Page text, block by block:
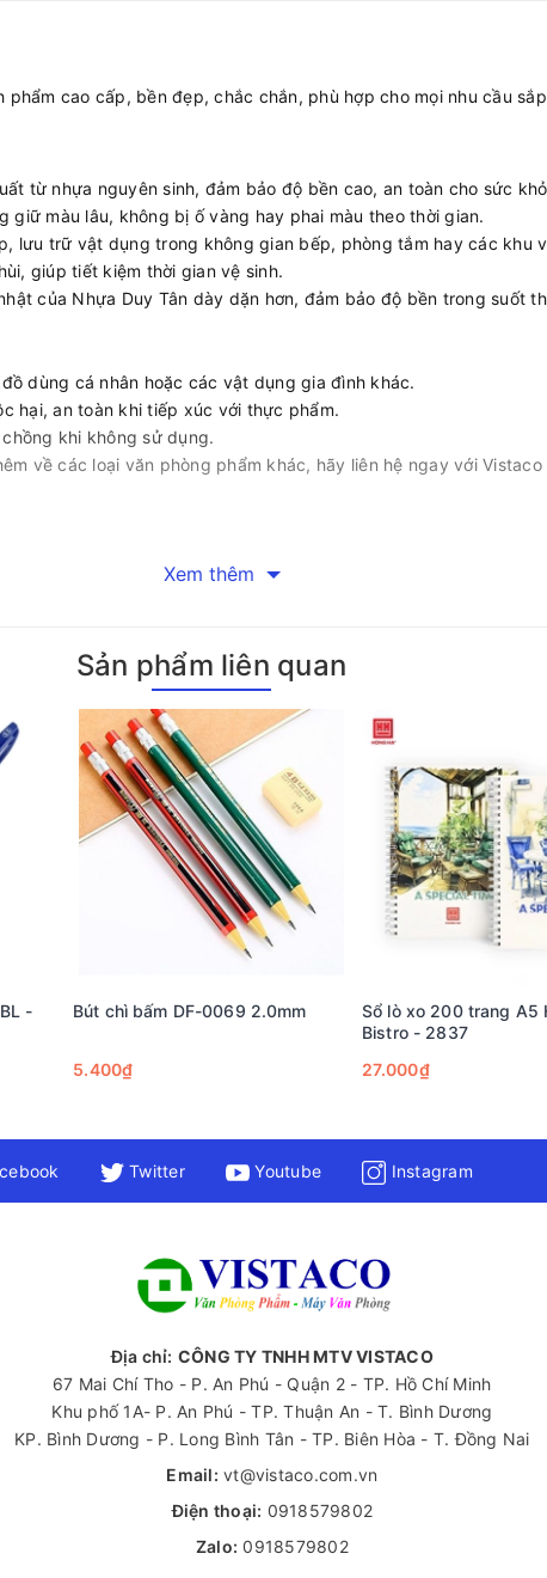
cao cấp, bền đẹp, chắc chắn, phù hợp cho mọi nhu cầu
từ nhựa nguyên sinh, đảm bảo độ bền cao, an toàn cho sức
màu lâu, không bị ố vàng hay phai màu theo thời gian.
lưu trữ vật dụng trong không gian bếp, phòng tắm hay các khu
giúp tiết kiệm thời gian vệ sinh.
của Nhựa Duy Tân dày dặn hơn, đảm bảo độ bền trong suốt
dùng cá nhân hoặc các vật dụng gia đình khác.
hại, an toàn khi tiếp xúc với thực phẩm.
khi không sử dụng.
về các loại văn phòng phẩm khác, hãy liên hệ ngay với
Xem thêm
Sản phẩm liên quan
-
Bút chì bấm DF-0069 2.0mm
5.400₫
Sổ lò xo 200 trang A5
Bistro - 2837
27.000₫
Twitter Youtube Instagram
Địa chỉ: CÔNG TY TNHH MTV VISTACO
67 Mai Chí Tho - P. An Phú - Quận 2 - TP. Hồ Chí Minh
Khu phố 1A- P. An Phú - TP. Thuận An - T. Bình Dương
KP. Bình Dương - P. Long Bình Tân - TP. Biên Hòa - T. Đồng Nai
Email: vt@vistaco.com.vn
Điện thoại: 0918579802
Zalo: 0918579802